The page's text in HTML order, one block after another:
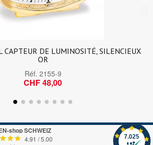
CAPTEUR DE LUMINOSITÉ, SILENCIEUX
OR
Réf. 2155-9
CHF 48,00
shop SCHWEIZ
4.91 /5.00 7.025